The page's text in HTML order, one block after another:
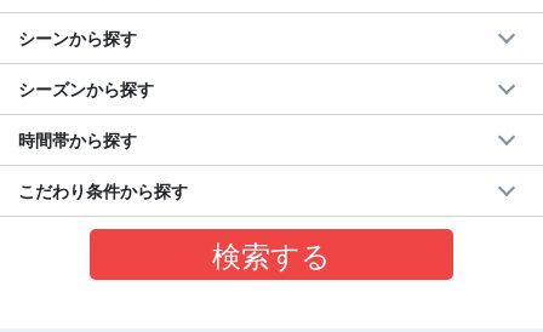
シーンから探す
シーズンから探す
時間帯から探す
こだわり条件から探す